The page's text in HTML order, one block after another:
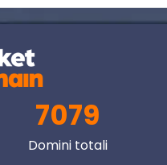
7079
Domini totali